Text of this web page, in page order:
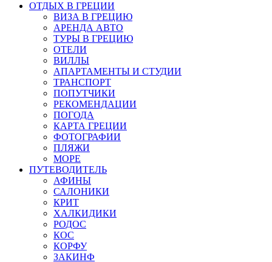
ОТДЫХ В ГРЕЦИИ
ВИЗА В ГРЕЦИЮ
АРЕНДА АВТО
ТУРЫ В ГРЕЦИЮ
ОТЕЛИ
ВИЛЛЫ
АПАРТАМЕНТЫ И СТУДИИ
ТРАНСПОРТ
ПОПУТЧИКИ
РЕКОМЕНДАЦИИ
ПОГОДА
КАРТА ГРЕЦИИ
ФОТОГРАФИИ
ПЛЯЖИ
МОРЕ
ПУТЕВОДИТЕЛЬ
АФИНЫ
САЛОНИКИ
КРИТ
ХАЛКИДИКИ
РОДОС
КОС
КОРФУ
ЗАКИНФ